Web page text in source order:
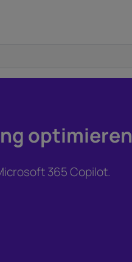
optimieren
365 Copilot.